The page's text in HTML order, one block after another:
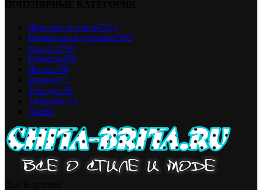
Женские истории7514
Интересно и полезно2382
Красота592
Рецепты499
Жизнь180
Разное171
Тренды166
Здоровье116
Дом81